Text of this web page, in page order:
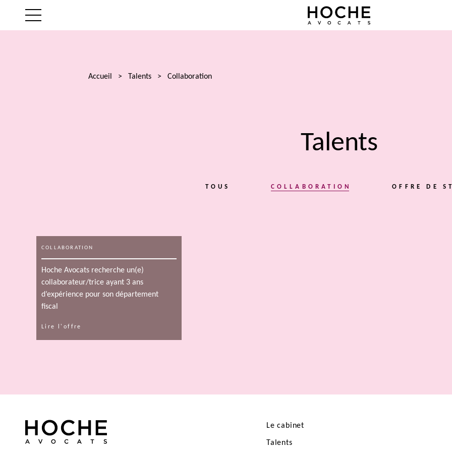
NOS EXPERTISES
Accueil > Talents > Collaboration
Talents
TOUS COLLABORATION OFFRE DE
COLLABORATION
Hoche Avocats recherche un(e)
collaborateur/trice ayant 3 ans
d’expérience pour son département
fiscal
Lire l'offre
Le cabinet
Talents